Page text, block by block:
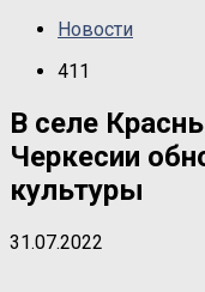
Новости
411
В селе
Черкесии
культуры
31.07.2022